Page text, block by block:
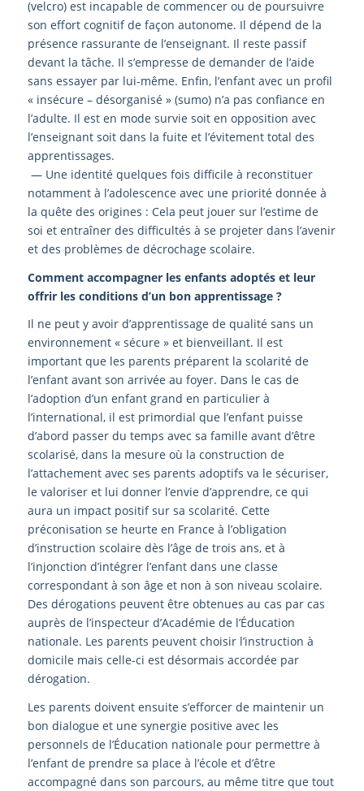
(velcro) est incapable de commencer ou de poursuivre
son effort cognitif de façon autonome. Il dépend de la
présence rassurante de l’enseignant. Il reste passif
devant la tâche. Il s’empresse de demander de l’aide
sans essayer par lui-même. Enfin, l’enfant avec un profil
« insécure – désorganisé » (sumo) n’a pas confiance en
l’adulte. Il est en mode survie soit en opposition avec
l’enseignant soit dans la fuite et l’évitement total des
apprentissages.
— Une identité quelques fois difficile à reconstituer
notamment à l’adolescence avec une priorité donnée à
la quête des origines : Cela peut jouer sur l’estime de
soi et entraîner des difficultés à se projeter dans l’avenir
et des problèmes de décrochage scolaire.
Comment accompagner les enfants adoptés et leur
offrir les conditions d’un bon apprentissage ?
Il ne peut y avoir d’apprentissage de qualité sans un
environnement « sécure » et bienveillant. Il est
important que les parents préparent la scolarité de
l’enfant avant son arrivée au foyer. Dans le cas de
l’adoption d’un enfant grand en particulier à
l’international, il est primordial que l’enfant puisse
d’abord passer du temps avec sa famille avant d’être
scolarisé, dans la mesure où la construction de
l’attachement avec ses parents adoptifs va le sécuriser,
le valoriser et lui donner l’envie d’apprendre, ce qui
aura un impact positif sur sa scolarité. Cette
préconisation se heurte en France à l’obligation
d’instruction scolaire dès l’âge de trois ans, et à
l’injonction d’intégrer l’enfant dans une classe
correspondant à son âge et non à son niveau scolaire.
Des dérogations peuvent être obtenues au cas par cas
auprès de l’inspecteur d’Académie de l’Éducation
nationale. Les parents peuvent choisir l’instruction à
domicile mais celle-ci est désormais accordée par
dérogation.
Les parents doivent ensuite s’efforcer de maintenir un
bon dialogue et une synergie positive avec les
personnels de l’Éducation nationale pour permettre à
l’enfant de prendre sa place à l’école et d’être
accompagné dans son parcours, au même titre que tout